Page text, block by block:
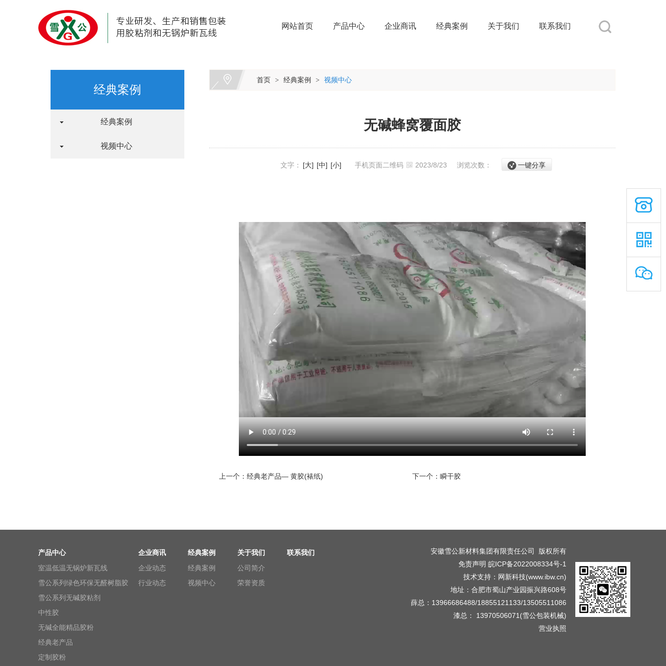
网站首页 产品中心 企业商讯 经典案例 关于我们 联系我们
首页 > 经典案例 > 视频中心
经典案例
经典案例
视频中心
无碱蜂窝覆面胶
文字： [大] [中] [小] 手机页面二维码 2023/8/23 浏览次数： 一键分享
上一个： 经典老产品— 黄胶(裱纸) 下一个： 瞬干胶
产品中心
室温低温无锅炉新瓦线
雪公系列绿色环保无醛树脂胶
雪公系列无碱胶粘剂
中性胶
无碱全能精品胶粉
经典老产品
定制胶粉
企业商讯
企业动态
行业动态
经典案例
经典案例
视频中心
关于我们
公司简介
荣誉资质
联系我们
安徽雪公新材料集团有限责任公司 版权所有
免责声明 皖ICP备2022008334号-1
技术支持 ： 网新科技(www.ibw.cn)
地址：合肥市蜀山产业园振兴路608号
薛总：13966686488/18855121133/13505511086
漆总： 13970506071(雪公包装机械)
营业执照